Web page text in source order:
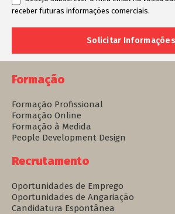
receber futuras informações comerciais.
Formação
Formação Profissional
Formação Online
Formação à Medida
People Development Design
Recrutamento
Oportunidades de Emprego
Oportunidades de Angariação
Candidatura Espontânea